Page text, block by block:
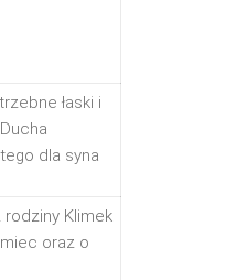
łaski i
dla syna
rodziny Klimek
oraz o